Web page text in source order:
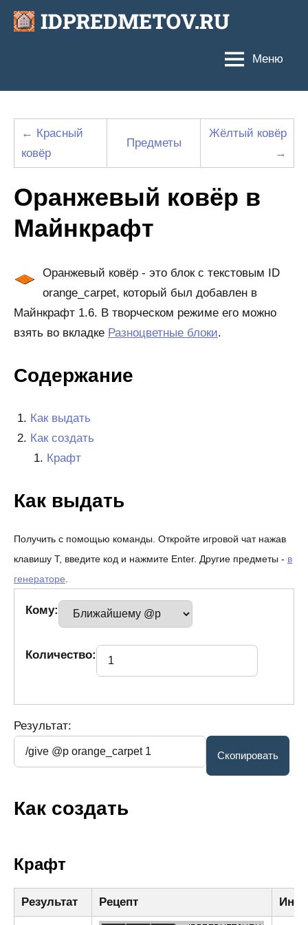
Перейти
Меню
← Красный
ковёр
Предметы
Жёлтый ковёр
→
Оранжевый ковёр в
Майнкрафт
Оранжевый ковёр - это блок с текстовым ID
orange_carpet, который был добавлен в
Майнкрафт 1.6. В творческом режиме его можно
взять во вкладке Разноцветные блоки.
Содержание
Как выдать
Как создать
Крафт
Как выдать
Получить с помощью команды. Откройте игровой чат нажав
клавишу T, введите код и нажмите Enter. Другие предметы - в
генераторе.
Кому:
Количество:
Результат:
Как создать
Крафт
Результат Рецепт